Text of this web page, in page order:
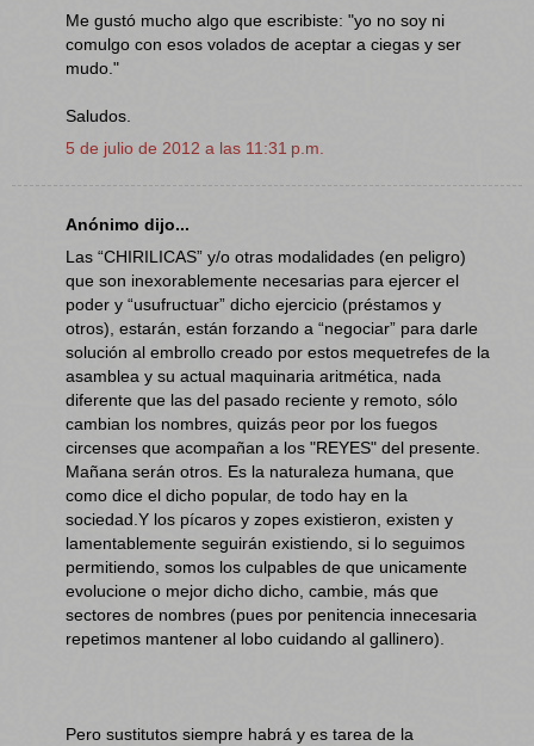
Me gustó mucho algo que escribiste: "yo no soy ni
comulgo con esos volados de aceptar a ciegas y ser
mudo."
Saludos.
5 de julio de 2012 a las 11:31 p.m.
Anónimo dijo...
Las “CHIRILICAS” y/o otras modalidades (en peligro)
que son inexorablemente necesarias para ejercer el
poder y “usufructuar” dicho ejercicio (préstamos y
otros), estarán, están forzando a “negociar” para darle
solución al embrollo creado por estos mequetrefes de la
asamblea y su actual maquinaria aritmética, nada
diferente que las del pasado reciente y remoto, sólo
cambian los nombres, quizás peor por los fuegos
circenses que acompañan a los "REYES" del presente.
Mañana serán otros. Es la naturaleza humana, que
como dice el dicho popular, de todo hay en la
sociedad.Y los pícaros y zopes existieron, existen y
lamentablemente seguirán existiendo, si lo seguimos
permitiendo, somos los culpables de que unicamente
evolucione o mejor dicho dicho, cambie, más que
sectores de nombres (pues por penitencia innecesaria
repetimos mantener al lobo cuidando al gallinero).
Pero sustitutos siempre habrá y es tarea de la